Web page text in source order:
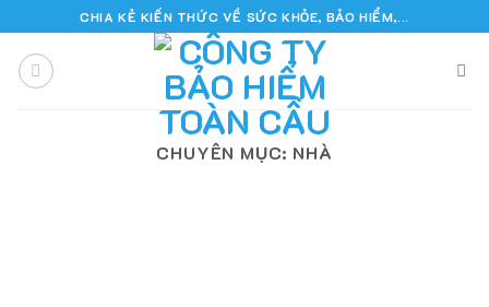
to
content
CHIA KẺ KIẾN THỨC VỀ SỨC KHỎE, BẢO HIỂM,...
CHUYÊN MỤC: NHÀ